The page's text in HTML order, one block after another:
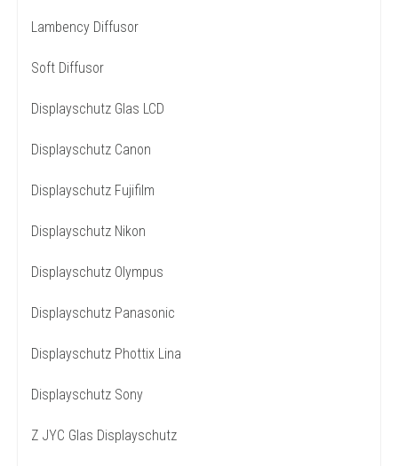
Lambency Diffusor
Soft Diffusor
Displayschutz Glas LCD
Displayschutz Canon
Displayschutz Fujifilm
Displayschutz Nikon
Displayschutz Olympus
Displayschutz Panasonic
Displayschutz Phottix Lina
Displayschutz Sony
Z JYC Glas Displayschutz